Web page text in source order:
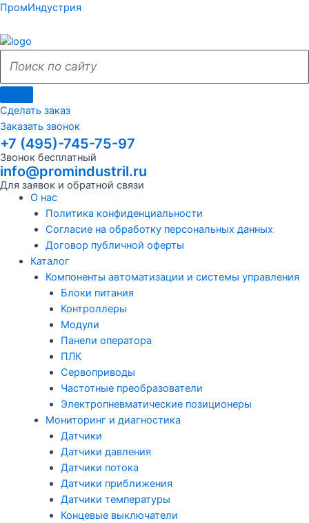
Перейти
содержимому
ПромИндустрия
Поиск
сайту
Поиск
Сделать заказ
Заказать звонок
+7 (495)-745-75-97
Звонок бесплатный
info@promindustril.ru
Для заявок и обратной связи
Меню
О нас
Политика конфиденциальности
Согласие на обработку персональных данных
Договор публичной оферты
Каталог
Компоненты автоматизации и системы управления
Блоки питания
Контроллеры
Модули
Панели оператора
ПЛК
Сервоприводы
Частотные преобразователи
Электропневматические позиционеры
Мониторинг и диагностика
Датчики
Датчики давления
Датчики потока
Датчики приближения
Датчики температуры
Концевые выключатели
Поиск
сайту
Поиск
Меню